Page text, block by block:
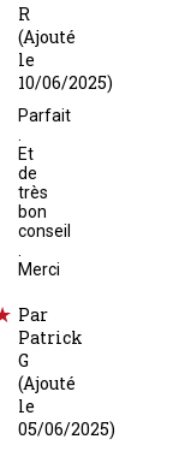
R
(Ajouté
le
10/06/2025)
Parfait
Et
de
très
bon
conseil
Merci
Par
Patrick
G
(Ajouté
le
05/06/2025)